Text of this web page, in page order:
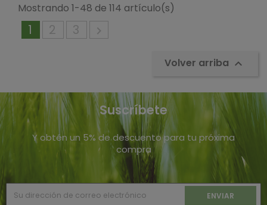
Mostrando 1-48 de 114 artículo(s)
1 2 3 
Volver arriba 
Suscríbete
Y obtén un 5% de descuento para tu próxima
compra